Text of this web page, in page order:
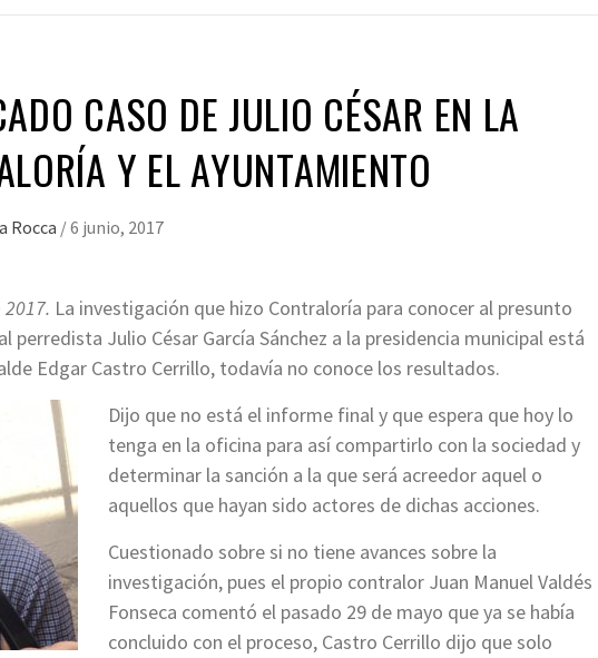
CASO DE JULIO CÉSAR EN LA
Y EL AYUNTAMIENTO
Rocca /6 junio, 2017
La investigación que hizo Contraloría para conocer al presunto
perredista Julio César García Sánchez a la presidencia municipal está
Edgar Castro Cerrillo, todavía no conoce los resultados.
Dijo que no está el informe final y que espera que hoy lo
tenga en la oficina para así compartirlo con la sociedad y
determinar la sanción a la que será acreedor aquel o
aquellos que hayan sido actores de dichas acciones.
Cuestionado sobre si no tiene avances sobre la
investigación, pues el propio contralor Juan Manuel Valdés
Fonseca comentó el pasado 29 de mayo que ya se había
concluido con el proceso, Castro Cerrillo dijo que solo